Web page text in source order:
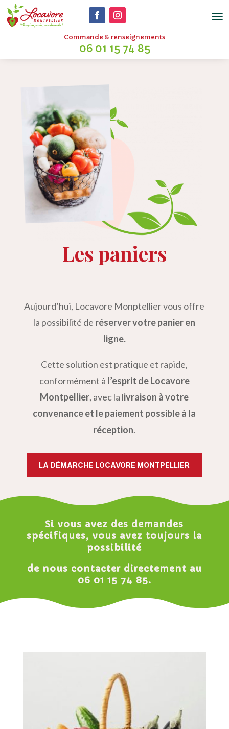
Commande & renseignements
06 01 15 74 85
Les paniers
Aujourd’hui, Locavore Monptellier vous offre
la possibilité de réserver votre panier en
ligne.
Cette solution est pratique et rapide,
conformément à l’esprit de Locavore
Montpellier, avec la livraison à votre
convenance et le paiement possible à la
réception.
LA DÉMARCHE LOCAVORE MONTPELLIER
Si vous avez des demandes
spécifiques, vous avez toujours la
possibilité
de nous contacter directement au
06 01 15 74 85.